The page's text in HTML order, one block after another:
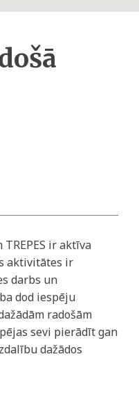
ir aktīva
aktivitātes ir
darbs un
dod iespēju
radošām
sevi pierādīt gan
dažādos